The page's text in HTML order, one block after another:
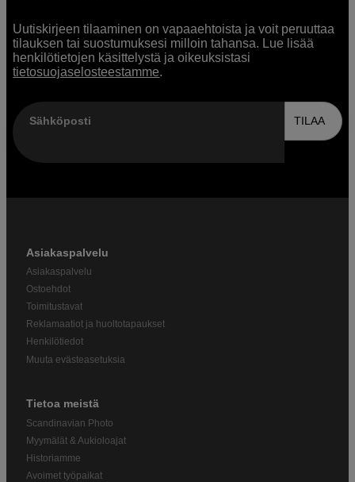
Uutiskirjeen tilaaminen on vapaaehtoista ja voit peruuttaa
tilauksen tai suostumuksesi milloin tahansa. Lue lisää
henkilötietojen käsittelystä ja oikeuksistasi
tietosuojaselosteestamme.
Sähköposti TILAA
Asiakaspalvelu
Asiakaspalvelu
Ostoehdot
Toimitustavat
Reklamaatiot ja huoltotapaukset
Henkilötiedot
Muuta evästeasetuksia
Tietoa meistä
Scandinavian Photo
Myymälät & Aukioloajat
Historiamme
Avoimet työpaikat